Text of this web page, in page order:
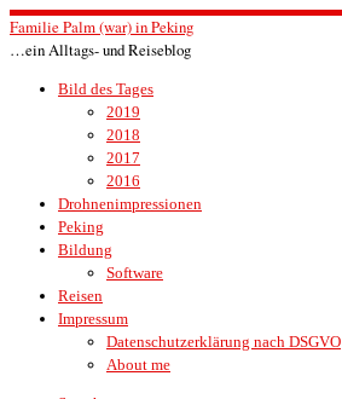
Zum
Inhalt
Familie Palm (war) in Peking
…ein Alltags- und Reiseblog
Bild des Tages
2019
2018
2017
2016
Drohnenimpressionen
Peking
Bildung
Software
Reisen
Impressum
Datenschutzerklärung nach DSGVO
About me